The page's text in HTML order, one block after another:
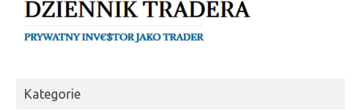
Kategorie